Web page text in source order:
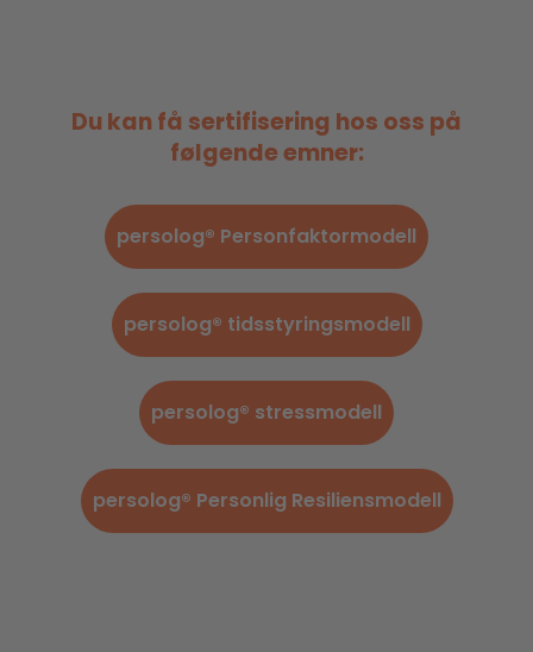
Du kan få sertifisering hos oss på
følgende emner:
persolog® Personfaktormodell
persolog® tidsstyringsmodell
persolog® stressmodell
persolog® Personlig Resiliensmodell